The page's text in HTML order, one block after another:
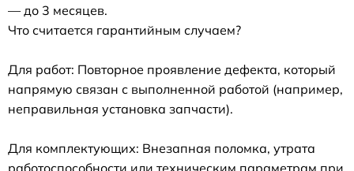
— до 3 месяцев.
Что считается гарантийным случаем?
Для работ: Повторное проявление дефекта, который
напрямую связан с выполненной работой (например,
неправильная установка запчасти).
Для комплектующих: Внезапная поломка, утрата